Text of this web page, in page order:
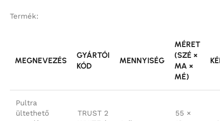
Termék:
MEGNEVEZÉS
GYÁRTÓI
KÓD
MENNYISÉG
MÉRET
(SZÉ ×
MA ×
MÉ)
Pultra
ültethető
TRUST 2
55 ×